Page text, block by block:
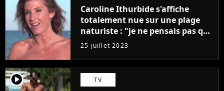
Caroline Ithurbide s'affiche
totalement nue sur une plage
naturiste : "je ne pensais pas que
j'arriverais à le faire..."
25 juillet 2023
player2 TV